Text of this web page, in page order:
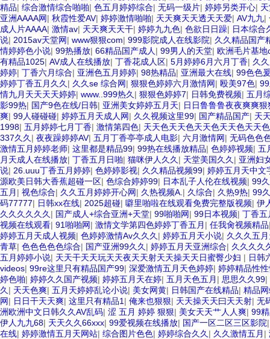
精品| 综合激情综合啪啪| 色五月婷婷综合| 无码一级片| 婷婷另类开心|
亚洲AAAA网| 秋霞性爱AV| 婷婷激情啪啪| 天天爽天天透天天爱| AV九九|
成人片AAAA| 激情av| 天天爽天天干| 婷婷九九色| 色欲日日躁| 日本综合
说| 2015av天堂网| www狠狠com| 999影院成人在线影院| 久久精品国产
情婷婷色小说| 99热播放| 66精品国产成人 | 99男人的天堂| 欧洲毛片基地
有精品1025| AV成人在线播放| 丁香花成人区| 5月婷婷6月六月丁香| 久
婷婷| 丁香六月综合| 亚洲色五月婷婷| 98热精品| 亚洲最大在线| 99色色
婷婷丁香五月久久 | 久久se 综合网| 狠狠色婷婷六月激情网| 殴美97色|
情九月天天天天婷婷| www..999热久 | 狠狠色婷婷7| 日韩免费视频| 五月
影99热| 国产9色在线/日韩| 亚洲美女婷婷五月天| 日日鲁鲁鲁夜夜爽爽
爽| 99人碰碰碰| 婷婷五月天成人网| 久久视频这里99| 国产精品国产| 天
1998| 五月婷婷七月丁香| 激情第四色| 天天色天天色天天色天天色天天色
337久久 | 夜夜躁婷婷AV| 五月丁香亭亭成人电影| 六月激情网| 无码色色
激情五月婷婷老师| 这里都是精品99| 99热在线播放精品| 色婷婷视频| 五
月天成人在线播放| 丁香五月日啪| 猫咪伊人久久 | 天堂美国久久 | 亚洲妇
说| 26.uuu丁香五月婷婷| 色婷婷影视| 久久精品视频99| 婷婷五月天中文
源欧美日韩大香蕉超碰一区| 色综合婷婷99| 日本乱子人伦在线视频| 99
五月 | 视色综合| 久久五月婷婷开心网| 久热视频A. | 久综合| 久热9热| 99
码77777| 日韩xx在线| 2025超碰| 噼里啪啦在线观看免费完整版视频| 伊
久久久久久久 | 国产成人+综合亚洲+天堂| 99啪啪网| 99日本视频| 丁香五
视频在线观看| 91啪啪网| 激情文学第四色婷婷丁香五月 | 任我肏视频精品
婷婷五月天成人视频| 色婷婷激情Av久久久 | 婷婷五月天小说| 久久久五
青草| 色色色色色综合| 国产亚洲99久久 | 婷婷五月天亚洲综合| 久久久久
五月婷婷小说| 天天干天天玩天天夜天天射天天操天天日蜜臀少妇 | 日韩
videos| 99re这里只有精品国产99| 深爱激情五月天色婷婷| 婷婷精品性
婷色啪| 婷婷久久国产视频| 婷婷五月天在婷| 五月天色五月 | 思思久久99|
久 | 天天色爽| 五月天婷婷乱论小说| 美女网黄| 日韩国产在线精品| 精品
网| 日日干天天爽| 这里只有精品1 | 俺来也狠狠| 天天操天天曰天天射| 无
洲欧洲中文日韩久久AV乱码| 涩 五月 婷婷 狠狠| 美女天天艹人人爽| 99
伊人九九68| 天天久久66xxx| 99爱视频在线播放| 国产一区二区三区影院
在线| 婷婷激情五月天网站| 综合图片色色| 婷婷综合久久 | 久久激情五月 |